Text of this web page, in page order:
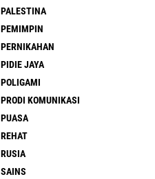
PALESTINA
PEMIMPIN
PERNIKAHAN
PIDIE JAYA
POLIGAMI
PRODI KOMUNIKASI
PUASA
REHAT
RUSIA
SAINS